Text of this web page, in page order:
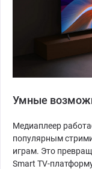
Умные
Медиаплеер
популярным
играм. Это
Smart TV-